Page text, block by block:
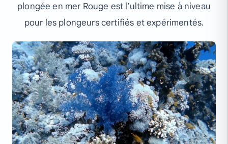
plongée en mer Rouge est l’ultime mise à niveau
pour les plongeurs certifiés et expérimentés.